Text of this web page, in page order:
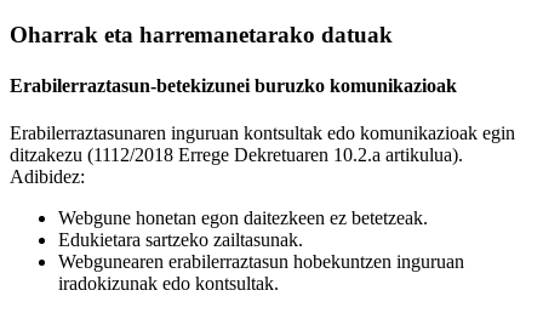
Oharrak eta harremanetarako datuak
Erabilerraztasun-betekizunei buruzko komunikazioak
Erabilerraztasunaren inguruan kontsultak edo komunikazioak egin
ditzakezu (1112/2018 Errege Dekretuaren 10.2.a artikulua).
Adibidez:
Webgune honetan egon daitezkeen ez betetzeak.
Edukietara sartzeko zailtasunak.
Webgunearen erabilerraztasun hobekuntzen inguruan
iradokizunak edo kontsultak.